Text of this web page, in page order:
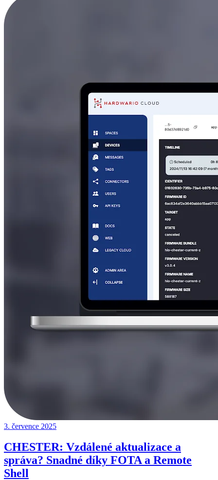
3. července 2025
CHESTER: Vzdálené aktualizace a
správa? Snadné díky FOTA a Remote
Shell